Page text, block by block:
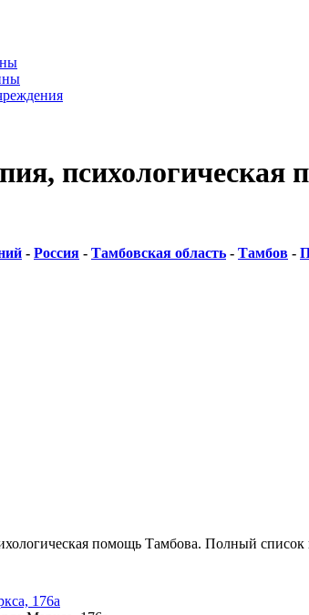
психологическая
- Россия - Тамбовская область - Тамбов -
помощь Тамбова. Полный
176а